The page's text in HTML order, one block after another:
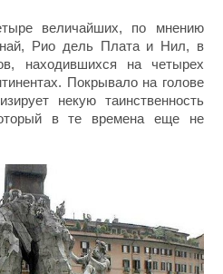
величайших, по мнению
Рио дель Плата и Нил, в
находившихся на четырех
Покрывало на голове
некую таинственность
в те времена еще не